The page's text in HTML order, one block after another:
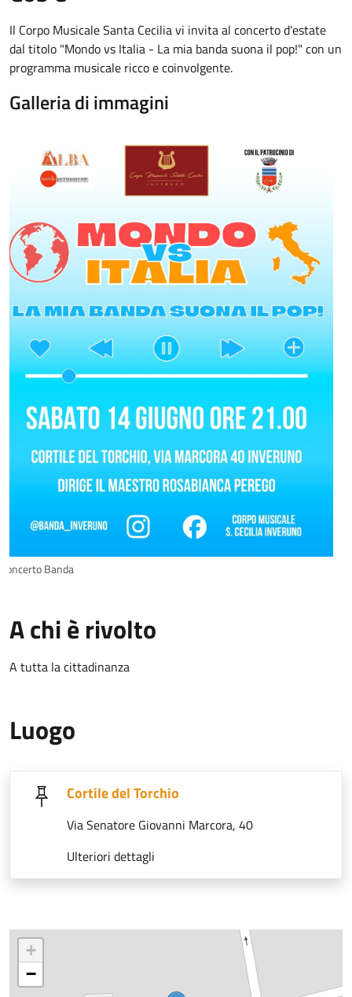
Il Corpo Musicale Santa Cecilia vi invita al concerto d'estate
dal titolo "Mondo vs Italia - La mia banda suona il pop!" con un
programma musicale ricco e coinvolgente.
Galleria di immagini
Concerto Banda
A chi è rivolto
A tutta la cittadinanza
Luogo
Cortile del Torchio
Via Senatore Giovanni Marcora, 40
Ulteriori dettagli
+
−